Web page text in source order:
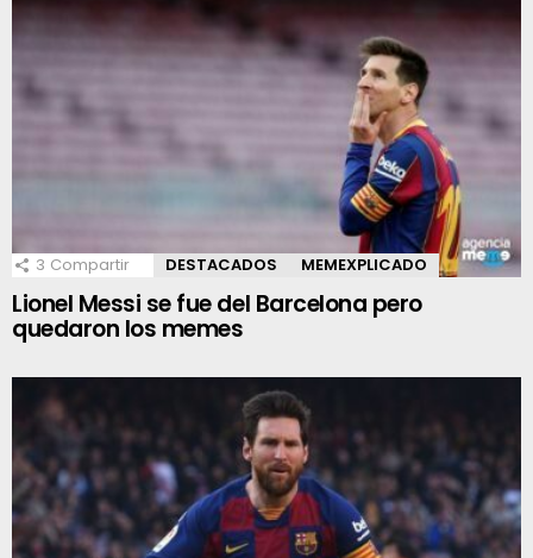
3 Compartir DESTACADOS MEMEXPLICADO
Lionel Messi se fue del Barcelona pero
quedaron los memes